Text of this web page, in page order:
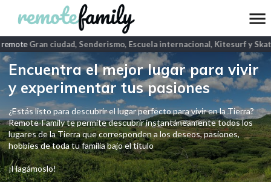
Gran ciudad, Senderismo, Escuela internacional, Kitesurf y
Encuentra el mejor lugar para vivir
y experimentar tus pasiones
¿Estás listo para descubrir el lugar perfecto para vivir en la Tierra?
Remote-Family te permite descubrir instantáneamente todos los
lugares de la Tierra que corresponden a los deseos, pasiones,
hobbies de toda tu familia bajo el título
¡Hagámoslo!